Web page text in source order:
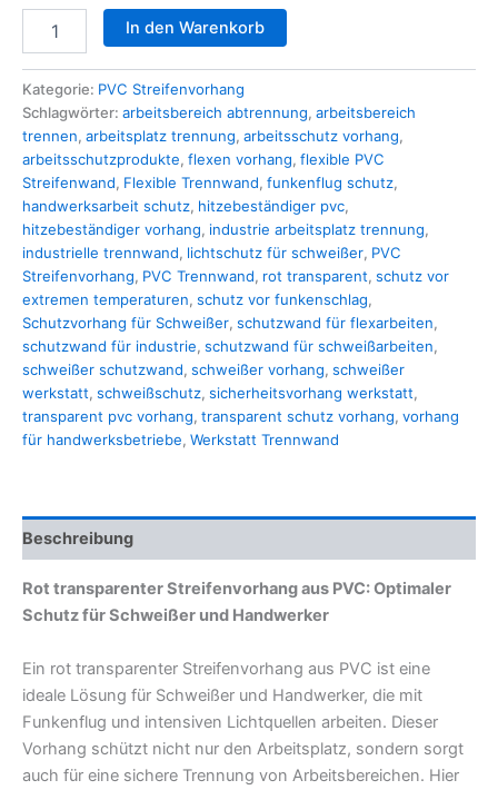
In den Warenkorb
Kategorie: PVC Streifenvorhang
Schlagwörter: arbeitsbereich abtrennung, arbeitsbereich
trennen, arbeitsplatz trennung, arbeitsschutz vorhang,
arbeitsschutzprodukte, flexen vorhang, flexible PVC
Streifenwand, Flexible Trennwand, funkenflug schutz,
handwerksarbeit schutz, hitzebeständiger pvc,
hitzebeständiger vorhang, industrie arbeitsplatz trennung,
industrielle trennwand, lichtschutz für schweißer, PVC
Streifenvorhang, PVC Trennwand, rot transparent, schutz vor
extremen temperaturen, schutz vor funkenschlag,
Schutzvorhang für Schweißer, schutzwand für flexarbeiten,
schutzwand für industrie, schutzwand für schweißarbeiten,
schweißer schutzwand, schweißer vorhang, schweißer
werkstatt, schweißschutz, sicherheitsvorhang werkstatt,
transparent pvc vorhang, transparent schutz vorhang, vorhang
für handwerksbetriebe, Werkstatt Trennwand
Beschreibung
Rot transparenter Streifenvorhang aus PVC: Optimaler
Schutz für Schweißer und Handwerker
Ein rot transparenter Streifenvorhang aus PVC ist eine
ideale Lösung für Schweißer und Handwerker, die mit
Funkenflug und intensiven Lichtquellen arbeiten. Dieser
Vorhang schützt nicht nur den Arbeitsplatz, sondern sorgt
auch für eine sichere Trennung von Arbeitsbereichen. Hier